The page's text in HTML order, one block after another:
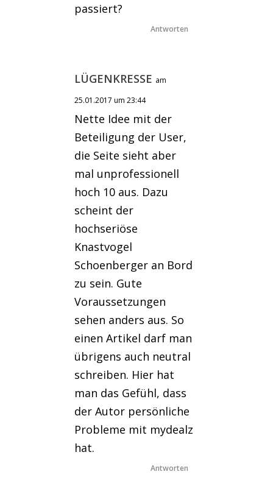
passiert?
Antworten
LÜGENKRESSE am
25.01.2017 um 23:44
Nette Idee mit der
Beteiligung der User,
die Seite sieht aber
mal unprofessionell
hoch 10 aus. Dazu
scheint der
hochseriöse
Knastvogel
Schoenberger an Bord
zu sein. Gute
Voraussetzungen
sehen anders aus. So
einen Artikel darf man
übrigens auch neutral
schreiben. Hier hat
man das Gefühl, dass
der Autor persönliche
Probleme mit mydealz
hat.
Antworten